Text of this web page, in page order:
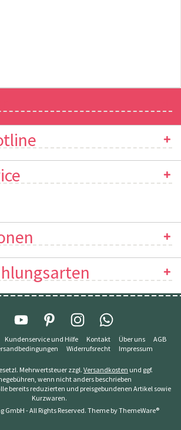
Kundenservice und Hilfe Kontakt Über uns
AGB
Widerrufsrecht Impressum
Mehrwertsteuer zzgl. Versandkosten und ggf.
wenn nicht anders beschrieben
bereits reduzierten und preisgebundenen Artikel sowie
Kurzwaren.
GmbH - All Rights Reserved. Theme byThemeWare®